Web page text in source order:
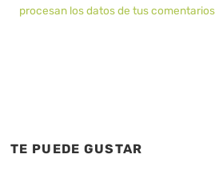
procesan los datos de tus
TE PUEDE GUSTAR